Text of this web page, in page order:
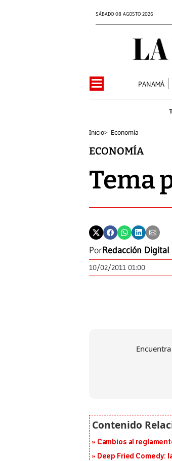
SÁBADO 08 AGOSTO 2026
PANAMÁ
Inicio> Economía
ECONOMÍA
Tema
PorRedacción
10/02/2011 01:00
Cambios al
Deep Fried Comedy: